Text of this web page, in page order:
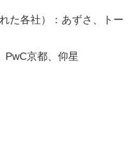
た各社）：あずさ、トー
PwC京都、仰星